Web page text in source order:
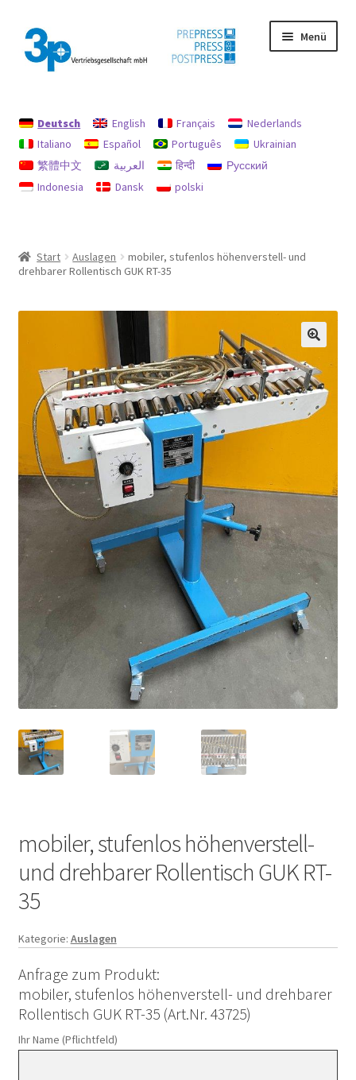
Zur
Navigation
springen
Zum
Inhalt
springen
Menü
Datenschutz
Gebrauchtmaschinen
Deutsch English Français
Nederlands
Italiano
Español Português
Ukrainian
繁體中文
العربية हिन्दी
Русский
Indonesia
Dansk polski
Start Auslagen
mobiler, stufenlos höhenverstell- und
drehbarer Rollentisch GUK RT-35
mobiler, stufenlos höhenverstell-
und drehbarer Rollentisch GUK RT-
35
Kategorie: Auslagen
Anfrage zum Produkt:
mobiler, stufenlos höhenverstell- und drehbarer
Rollentisch GUK RT-35 (Art.Nr. 43725)
Ihr Name (Pflichtfeld)